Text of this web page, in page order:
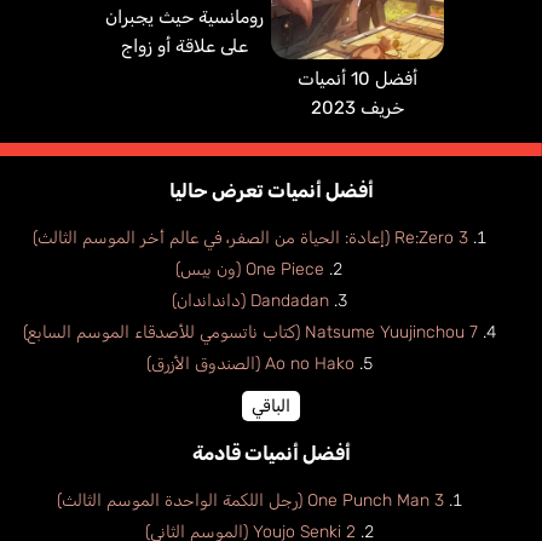
أفضل 10 أنميات
خريف 2023
رومانسية حيث يجبران
على علاقة أو زواج
أفضل أنميات تعرض حاليا
Re:Zero 3 (إعادة: الحياة من الصفر، في عالم أخر الموسم الثالث)
One Piece (ون بيس)
Dandadan (دانداندان)
Natsume Yuujinchou 7 (كتاب ناتسومي للأصدقاء الموسم السابع)
Ao no Hako (الصندوق الأزرق)
الباقي
أفضل أنميات قادمة
One Punch Man 3 (رجل اللكمة الواحدة الموسم الثالث)
Youjo Senki 2 (الموسم الثاني)